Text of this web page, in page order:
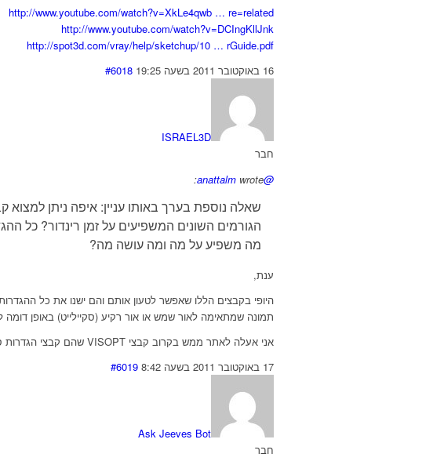
http://www.youtube.com/watch?v=XkLe4qwb … re=related
http://www.youtube.com/watch?v=DCIngKllJnk
http://spot3d.com/vray/help/sketchup/10 … rGuide.pdf
16 באוקטובר 2011 בשעה 19:25
#6018
ISRAEL3D
חבר
@anattalm
wrote:
שאלה נוספת בערך באותו עניין: איפה ניתן למצוא
הגורמים השונים המשפיעים על זמן רינדור? כל
מה משפיע על מה ומה עושה מה?
ענת,
תמונה שמתאימה לאור שמש או אור רקיע (סקיילייט) באופן
אני אעלה לאתר ממש בקרוב קבצי VISOPT שהם קבצי הגדרות סביבה. אפרסם את הקישור לקבצים תחת הורדות.
17 באוקטובר 2011 בשעה 8:42
#6019
Ask Jeeves Bot
חבר